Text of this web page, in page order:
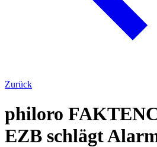
Zurück
philoro
EZB schlägt